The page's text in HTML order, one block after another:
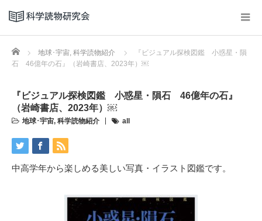
Home 地球･宇宙, 科学読物紹介
『ビジュアル探検図鑑 小惑星・隕
石 46億年の石』（岩崎書店、2023年）￼
『ビジュアル探検図鑑 小惑星・隕石 46億年の石』
（岩崎書店、2023年）￼
地球･宇宙, 科学読物紹介 all
中高学年から楽しめる美しい写真・イラスト図鑑です。